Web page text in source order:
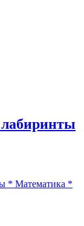
* Математика *